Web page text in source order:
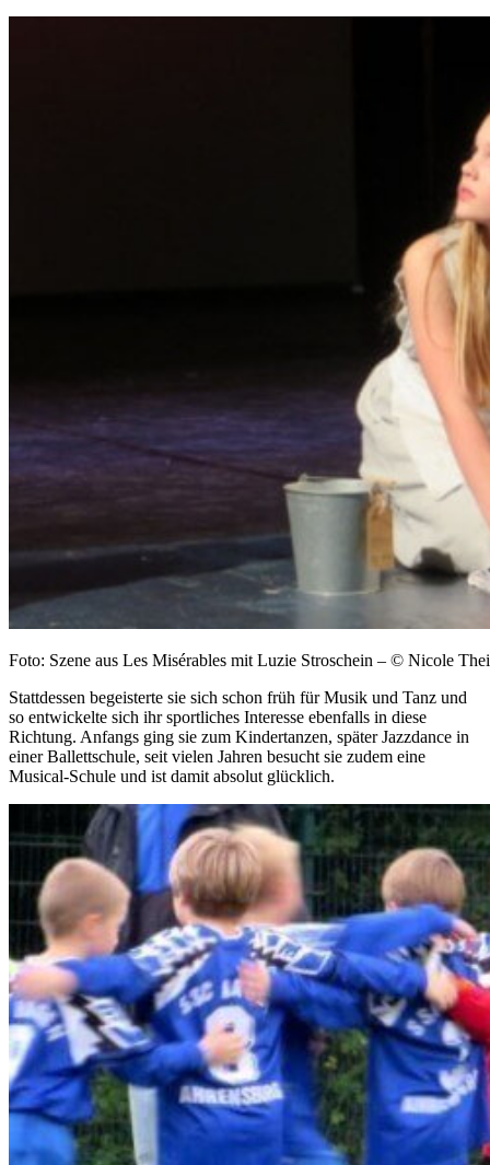
Foto: Szene aus Les Misérables mit Luzie Stroschein – © Nicole
Stattdessen begeisterte sie sich schon früh für Musik und Tanz und
so entwickelte sich ihr sportliches Interesse ebenfalls in diese
Richtung. Anfangs ging sie zum Kindertanzen, später Jazzdance in
einer Ballettschule, seit vielen Jahren besucht sie zudem eine
Musical-Schule und ist damit absolut glücklich.